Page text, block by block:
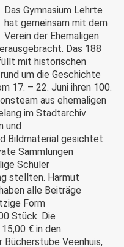
Das Gymnasium Lehrte
hat gemeinsam mit dem
Verein der Ehemaligen
Das 188
mit historischen
um die Geschichte
17. – 22. Juni ihren 100.
aus ehemaligen
im Stadtarchiv
und
Bildmaterial gesichtet.
Sammlungen
Schüler
stellten. Harmut
alle Beiträge
Form
Stück. Die
€ in den
Veenhuis,